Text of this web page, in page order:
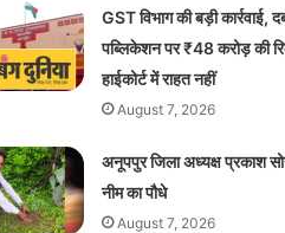
GST विभाग की बड़ी कार्रवाई,
पब्लिकेशन पर ₹48 करोड़ की
हाईकोर्ट में राहत नहीं
August 7, 2026
अनूपपुर जिला अध्यक्ष प्रकाश
नीम का पौधे
August 7, 2026